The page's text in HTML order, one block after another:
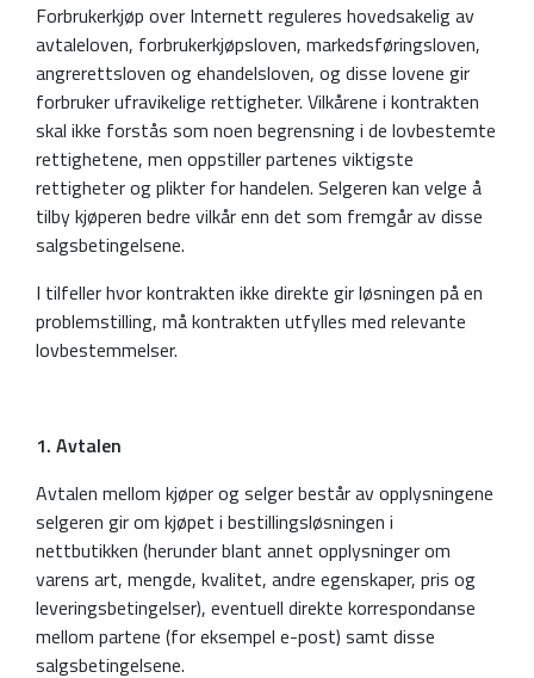
Forbrukerkjøp over Internett reguleres hovedsakelig av
avtaleloven, forbrukerkjøpsloven, markedsføringsloven,
angrerettsloven og ehandelsloven, og disse lovene gir
forbruker ufravikelige rettigheter. Vilkårene i kontrakten
skal ikke forstås som noen begrensning i de lovbestemte
rettighetene, men oppstiller partenes viktigste
rettigheter og plikter for handelen. Selgeren kan velge å
tilby kjøperen bedre vilkår enn det som fremgår av disse
salgsbetingelsene.
I tilfeller hvor kontrakten ikke direkte gir løsningen på en
problemstilling, må kontrakten utfylles med relevante
lovbestemmelser.
1. Avtalen
Avtalen mellom kjøper og selger består av opplysningene
selgeren gir om kjøpet i bestillingsløsningen i
nettbutikken (herunder blant annet opplysninger om
varens art, mengde, kvalitet, andre egenskaper, pris og
leveringsbetingelser), eventuell direkte korrespondanse
mellom partene (for eksempel e-post) samt disse
salgsbetingelsene.